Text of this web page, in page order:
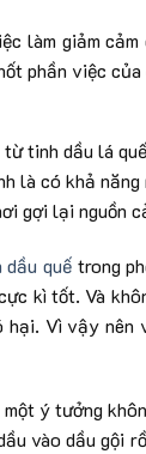
làm giảm
phần việc
tinh dầu lá
là có khả
gợi lại nguồn
dầu quế trong
kì tốt. Và
Vì vậy nên
ý tưởng
vào dầu gội